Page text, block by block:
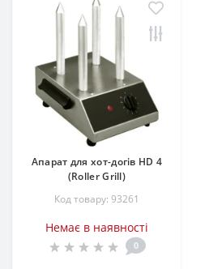
Апарат для хот-догів HD 4
(Roller Grill)
Код товару: 93261
Немає в наявності
0